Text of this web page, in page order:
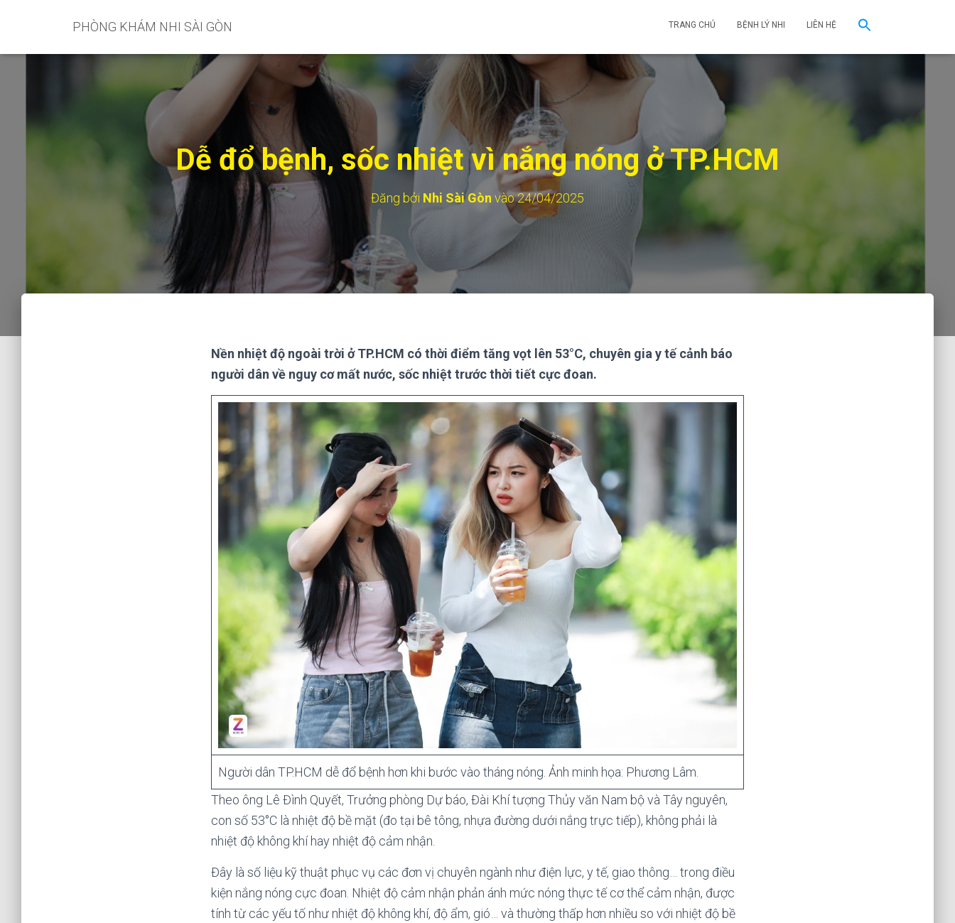
PHÒNG KHÁM NHI SÀI GÒN TRANG CHỦ BỆNH LÝ NHI LIÊN HỆ
Dễ đổ bệnh, sốc nhiệt vì nắng nóng ở TP.HCM
Đăng bởi Nhi Sài Gòn vào24/04/2025
Nền nhiệt độ ngoài trời ở TP.HCM có thời điểm tăng vọt lên 53°C, chuyên gia y tế cảnh báo
người dân về nguy cơ mất nước, sốc nhiệt trước thời tiết cực đoan.
Người dân TP.HCM dễ đổ bệnh hơn khi bước vào tháng nóng. Ảnh minh họa: Phương Lâm.
Theo ông Lê Đình Quyết, Trưởng phòng Dự báo, Đài Khí tượng Thủy văn Nam bộ và Tây nguyên,
con số 53°C là nhiệt độ bề mặt (đo tại bê tông, nhựa đường dưới nắng trực tiếp), không phải là
nhiệt độ không khí hay nhiệt độ cảm nhận.
Đây là số liệu kỹ thuật phục vụ các đơn vị chuyên ngành như điện lực, y tế, giao thông… trong điều
kiện nắng nóng cực đoan. Nhiệt độ cảm nhận phản ánh mức nóng thực tế cơ thể cảm nhận, được
tính từ các yếu tố như nhiệt độ không khí, độ ẩm, gió… và thường thấp hơn nhiều so với nhiệt độ bề